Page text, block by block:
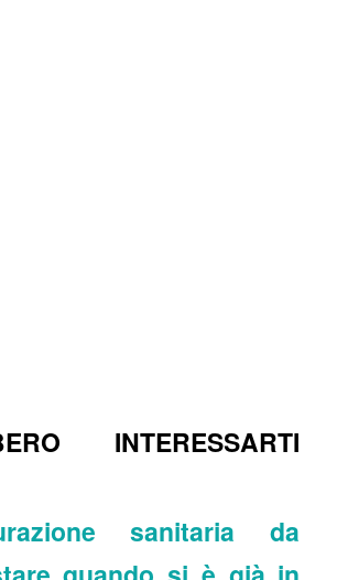
INTERESSARTI
sanitaria da